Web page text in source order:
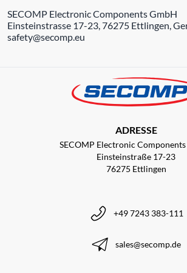
SECOMP Electronic Components GmbH
Einsteinstrasse 17-23, 76275 Ettlingen,
safety@secomp.eu
ADRESSE
SECOMP Electronic
Einsteinstraße 17-23
76275 Ettlingen
+49 7243 383-111
sales@secomp.de